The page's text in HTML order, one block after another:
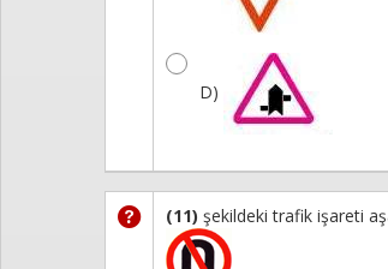
D)
(11) şekildeki trafik işareti